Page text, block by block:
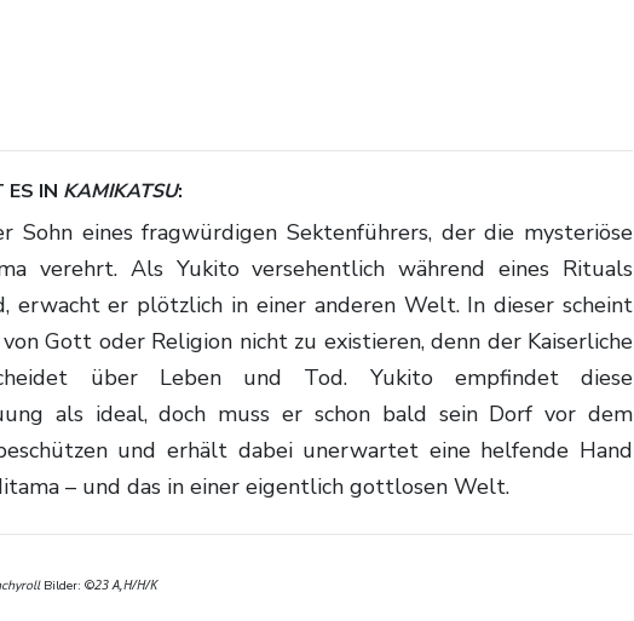
ES IN KAMIKATSU:
verehrt. Als Yukito versehentlich während eines Rituals
erwacht er plötzlich in einer anderen Welt. In dieser scheint
Gott oder Religion nicht zu existieren, denn der Kaiserliche
über Leben und Tod. Yukito empfindet diese
als ideal, doch muss er schon bald sein Dorf vor dem
und erhält dabei unerwartet eine helfende Hand
– und das in einer eigentlich gottlosen Welt.
Bilder: ©23 A,H/H/K